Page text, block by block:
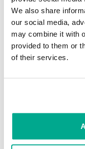
We also share
our social media,
may combine it with
provided to them or
of their services.
parecido a los
Veamos una lista de
archivo Constant.class.